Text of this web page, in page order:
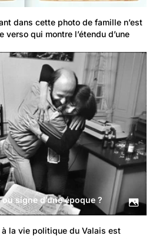
dans cette photo de famille n’est
qui montre l’étendu d’une
signe d’une époque ?
la vie politique du Valais est